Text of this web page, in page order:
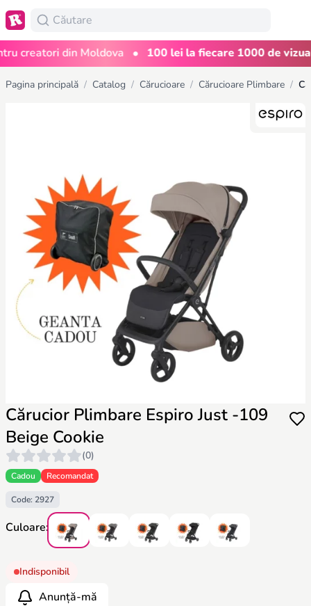
creatori din Moldova • 100 lei la fiecare 1000 de
Pagina principală / Catalog / Cărucioare / Cărucioare Plimbare /
Cărucior Plimbare Espiro Just -109
Beige Cookie
(0)
Cadou Recomandat
Code: 2927
Culoare:
Indisponibil
Anunță-mă